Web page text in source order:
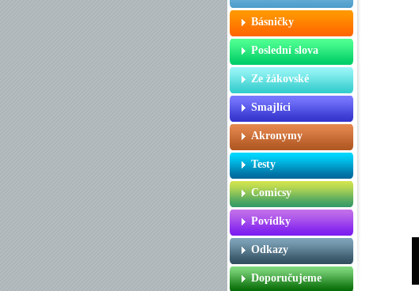
Básničky
Poslední slova
Ze žákovské
Smajlíci
Akronymy
Testy
Comicsy
Povídky
Odkazy
Doporučujeme